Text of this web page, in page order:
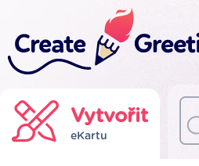
Vytvořit
eKartu